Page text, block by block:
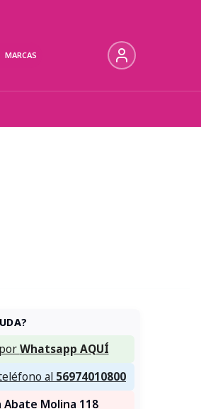
MARCAS
Whatsapp AQUÍ
al 56974010800
Abate Molina 118